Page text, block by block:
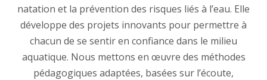
natation et la prévention des risques liés à l’eau. Elle
développe des projets innovants pour permettre à
chacun de se sentir en confiance dans le milieu
aquatique. Nous mettons en œuvre des méthodes
pédagogiques adaptées, basées sur l’écoute,